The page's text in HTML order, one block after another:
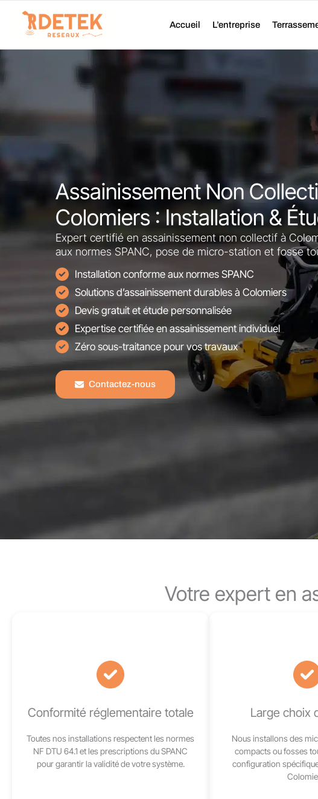
contenu
Accueil L’entreprise
Assainissement Non
Colomiers : Installation &
Expert certifié en assainissement non collectif à
aux normes SPANC, pose de micro-station et fosse
Installation conforme aux normes SPANC
Solutions d’assainissement durables à Colomiers
Devis gratuit et étude personnalisée
Expertise certifiée en assainissement individuel
Zéro sous-traitance pour vos travaux
Contactez-nous
Votre expert en
Conformité réglementaire totale
Toutes nos installations respectent les normes
NF DTU 64.1 et les prescriptions du SPANC
pour garantir la validité de votre système.
Large choix
Nous installons des
compacts ou fosses
configuration